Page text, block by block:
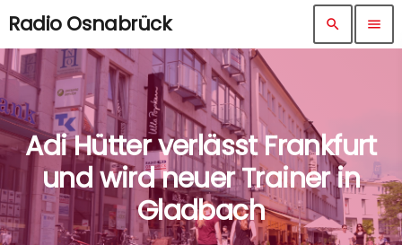
Radio Osnabrück search menu
Adi Hütter verlässt Frankfurt
und wird neuer Trainer in
Gladbach